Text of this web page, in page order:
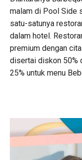
malam di Pool Side
satu-satunya
dalam hotel.
premium dengan
disertai diskon 50%
25% untuk menu